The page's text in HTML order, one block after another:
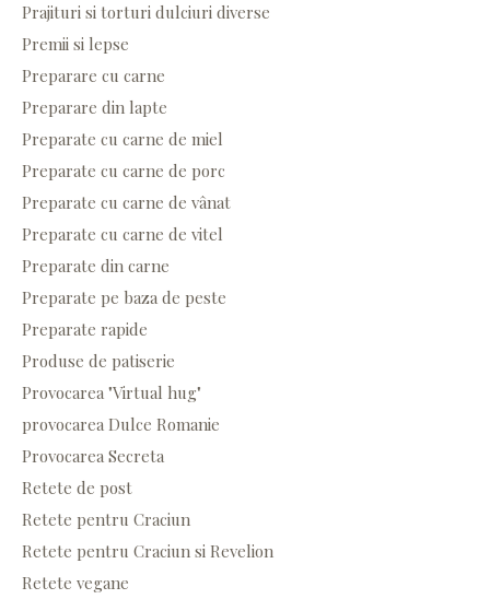
Prajituri si torturi dulciuri diverse
Premii si lepse
Preparare cu carne
Preparare din lapte
Preparate cu carne de miel
Preparate cu carne de porc
Preparate cu carne de vânat
Preparate cu carne de vitel
Preparate din carne
Preparate pe baza de peste
Preparate rapide
Produse de patiserie
Provocarea "Virtual hug"
provocarea Dulce Romanie
Provocarea Secreta
Retete de post
Retete pentru Craciun
Retete pentru Craciun si Revelion
Retete vegane